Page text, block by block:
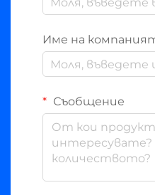
Име на
Съобщение